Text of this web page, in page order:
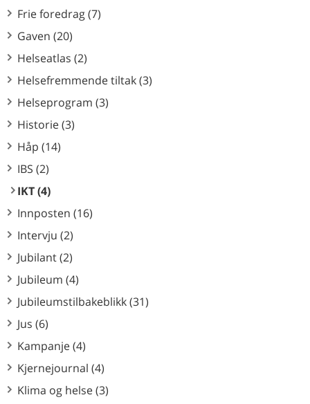
Frie foredrag (7)
Gaven (20)
Helseatlas (2)
Helsefremmende tiltak (3)
Helseprogram (3)
Historie (3)
Håp (14)
IBS (2)
IKT (4)
Innposten (16)
Intervju (2)
Jubilant (2)
Jubileum (4)
Jubileumstilbakeblikk (31)
Jus (6)
Kampanje (4)
Kjernejournal (4)
Klima og helse (3)